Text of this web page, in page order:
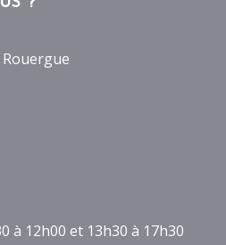
?
à 12h00 et 13h30 à 17h30